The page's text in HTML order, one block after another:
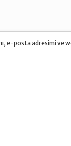
e-posta adresimi ve